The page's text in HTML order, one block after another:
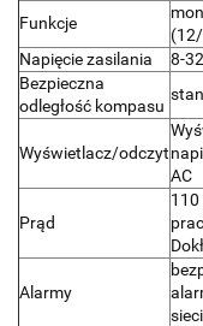
Funkcje
Napięcie zasilania
8-
Bezpieczna
odległość kompasu
Wyświetlacz/odczyt
AC
Prąd
110
Alarmy